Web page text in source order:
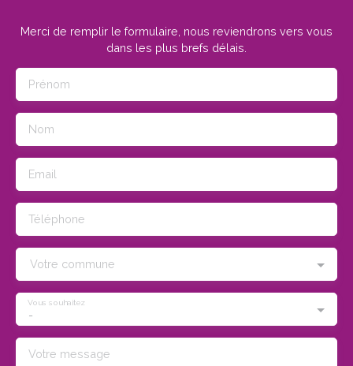
Merci de remplir le formulaire, nous reviendrons vers vous
dans les plus brefs délais.
Prénom
Nom
Email
Téléphone
Votre commune
-
Vous souhaitez
Votre message